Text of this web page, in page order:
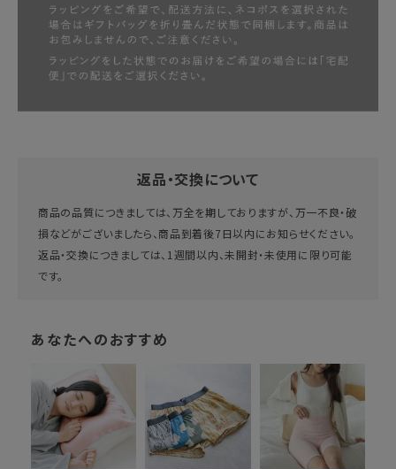
返品・交換について
商品の品質につきましては、万全を期しておりますが、万一不良・破
損などがございましたら、商品到着後7日以内にお知らせください。
返品・交換につきましては、1週間以内、未開封・未使用に限り可能
です。
あなたへのおすすめ